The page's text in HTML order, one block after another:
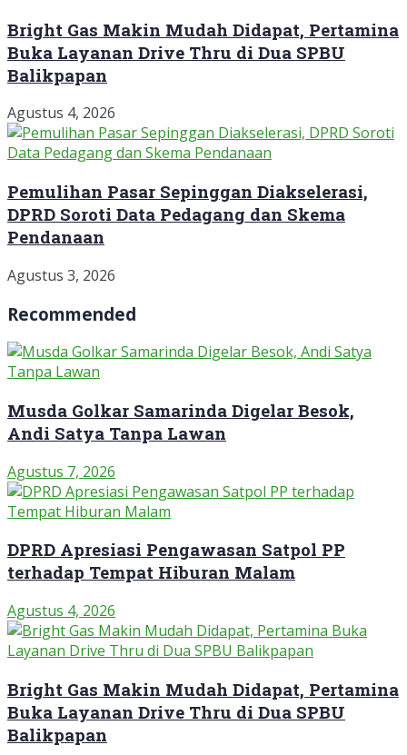
Bright Gas Makin Mudah Didapat, Pertamina
Buka Layanan Drive Thru di Dua SPBU
Balikpapan
Agustus 4, 2026
Pemulihan Pasar Sepinggan Diakselerasi,
DPRD Soroti Data Pedagang dan Skema
Pendanaan
Agustus 3, 2026
Recommended
Musda Golkar Samarinda Digelar Besok,
Andi Satya Tanpa Lawan
Agustus 7, 2026
DPRD Apresiasi Pengawasan Satpol PP
terhadap Tempat Hiburan Malam
Agustus 4, 2026
Bright Gas Makin Mudah Didapat, Pertamina
Buka Layanan Drive Thru di Dua SPBU
Balikpapan